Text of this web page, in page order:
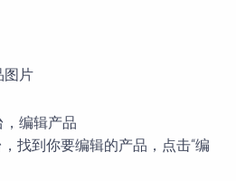
图片
，编辑产品
找到你要编辑的产品，点击“编